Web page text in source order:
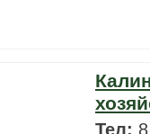
Тел: